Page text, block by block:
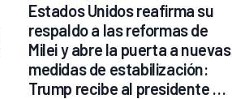
Estados Unidos reafirma su
respaldo a las reformas de
Milei y abre la puerta a nuevas
medidas de estabilización:
Trump recibe al presidente